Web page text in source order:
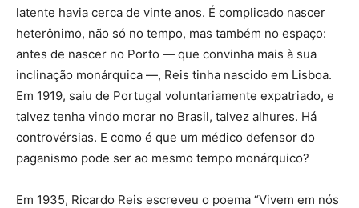
latente havia cerca de vinte anos. É complicado nascer
heterônimo, não só no tempo, mas também no espaço:
antes de nascer no Porto — que convinha mais à sua
inclinação monárquica —, Reis tinha nascido em Lisboa.
Em 1919, saiu de Portugal voluntariamente expatriado, e
talvez tenha vindo morar no Brasil, talvez alhures. Há
controvérsias. E como é que um médico defensor do
paganismo pode ser ao mesmo tempo monárquico?
Em 1935, Ricardo Reis es­creveu o poema “Vivem em nós